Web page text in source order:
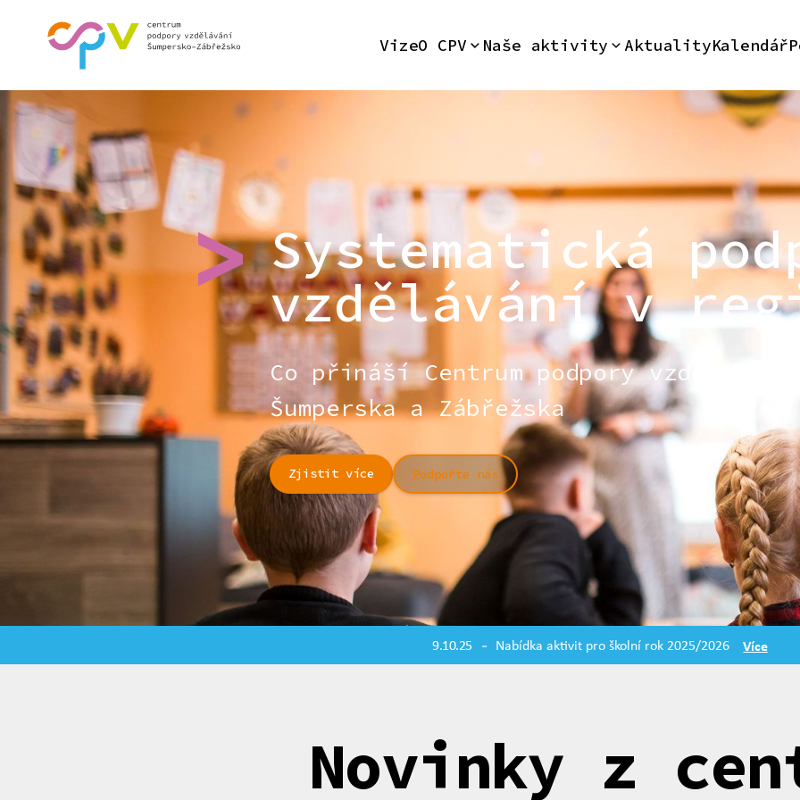
VizeO CPV Naše aktivity AktualityKalendář
Systematická
vzdělávání v
Co přináší Centrum podpory
Šumperska a Zábřežska
Zjistit více Podpořte nás
9.10.25 - Nabídka aktivit pro školní rok 2025/2026 Více
Novinky z